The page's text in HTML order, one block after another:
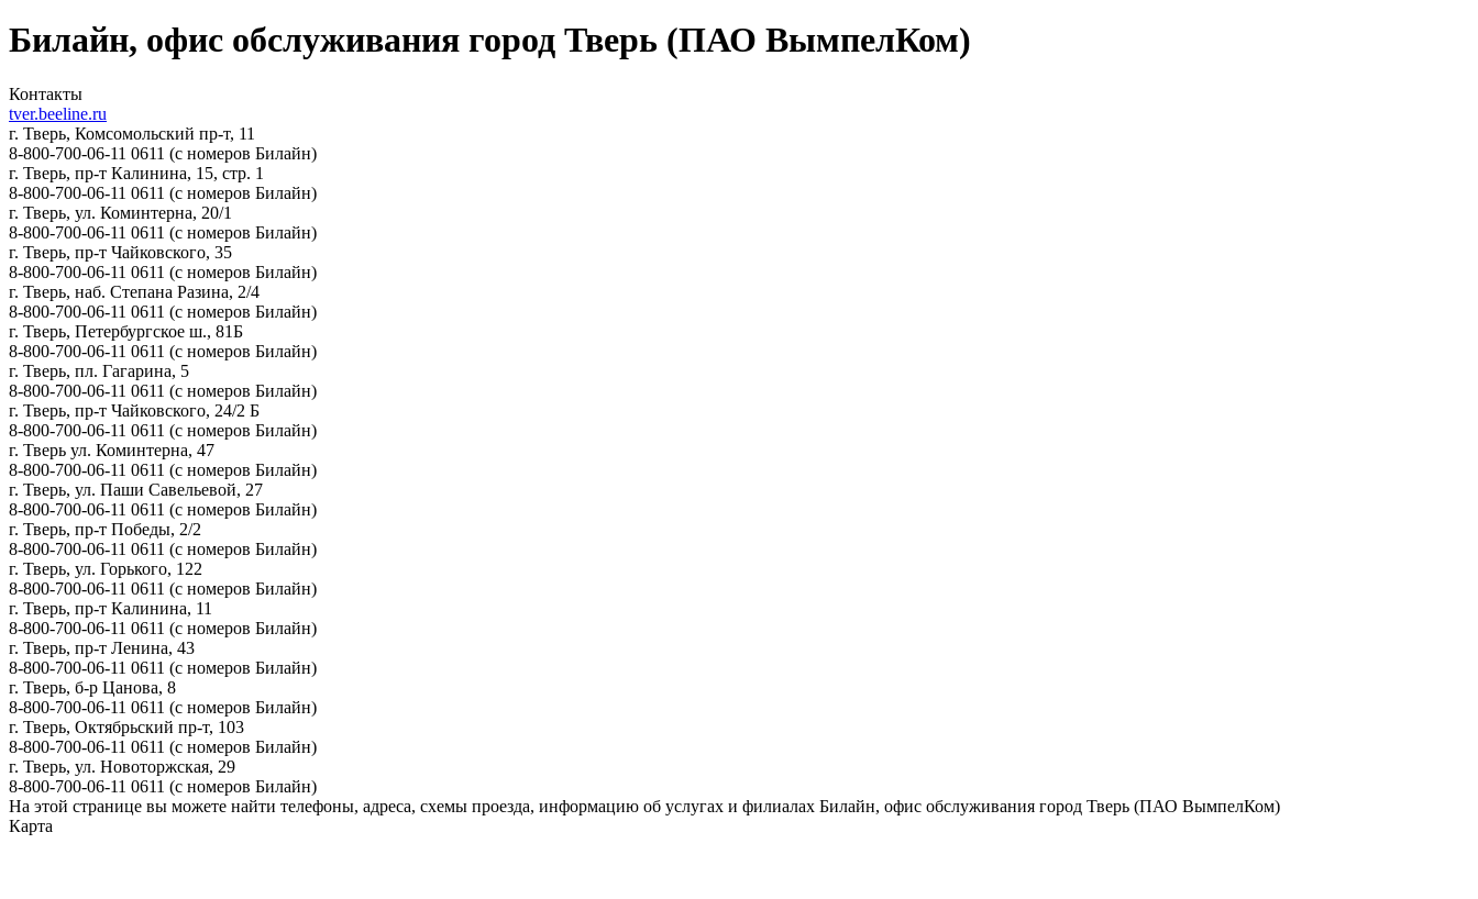
Билайн, офис обслуживания город Тверь (ПАО ВымпелКом)
Контакты
tver.beeline.ru
г. Тверь, Комсомольский пр-т, 11
8-800-700-06-11 0611 (с номеров Билайн)
г. Тверь, пр-т Калинина, 15, стр. 1
8-800-700-06-11 0611 (с номеров Билайн)
г. Тверь, ул. Коминтерна, 20/1
8-800-700-06-11 0611 (с номеров Билайн)
г. Тверь, пр-т Чайковского, 35
8-800-700-06-11 0611 (с номеров Билайн)
г. Тверь, наб. Степана Разина, 2/4
8-800-700-06-11 0611 (с номеров Билайн)
г. Тверь, Петербургское ш., 81Б
8-800-700-06-11 0611 (с номеров Билайн)
г. Тверь, пл. Гагарина, 5
8-800-700-06-11 0611 (с номеров Билайн)
г. Тверь, пр-т Чайковского, 24/2 Б
8-800-700-06-11 0611 (с номеров Билайн)
г. Тверь ул. Коминтерна, 47
8-800-700-06-11 0611 (с номеров Билайн)
г. Тверь, ул. Паши Савельевой, 27
8-800-700-06-11 0611 (с номеров Билайн)
г. Тверь, пр-т Победы, 2/2
8-800-700-06-11 0611 (с номеров Билайн)
г. Тверь, ул. Горького, 122
8-800-700-06-11 0611 (с номеров Билайн)
г. Тверь, пр-т Калинина, 11
8-800-700-06-11 0611 (с номеров Билайн)
г. Тверь, пр-т Ленина, 43
8-800-700-06-11 0611 (с номеров Билайн)
г. Тверь, б-р Цанова, 8
8-800-700-06-11 0611 (с номеров Билайн)
г. Тверь, Октябрьский пр-т, 103
8-800-700-06-11 0611 (с номеров Билайн)
г. Тверь, ул. Новоторжская, 29
8-800-700-06-11 0611 (с номеров Билайн)
На этой странице вы можете найти телефоны, адреса, схемы проезда, информацию об услугах и филиалах Билайн, офис обслуживания город Тверь (ПАО ВымпелКом)
Карта